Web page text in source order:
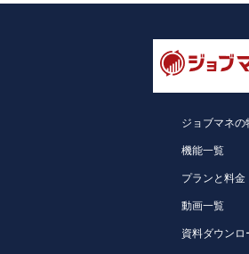
ジョブマネの
機能一覧
プランと料金
動画一覧
資料ダウンロ